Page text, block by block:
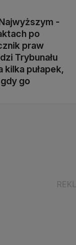
-
po
praw
Trybunału
pułapek,
go